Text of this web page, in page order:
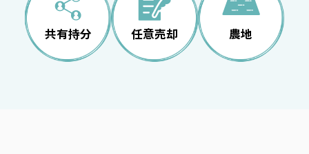
共有持分 任意売却 農地